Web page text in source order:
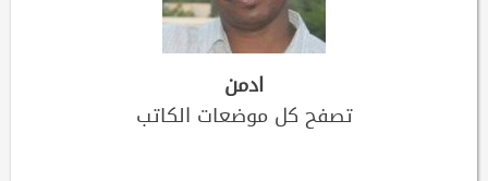
ادمن
تصفح كل موضعات الكاتب